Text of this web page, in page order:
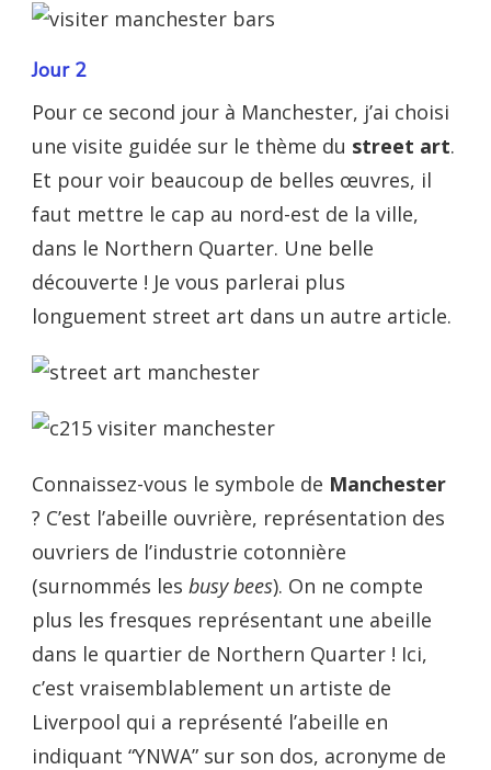
Jour 2
Pour ce second jour à Manchester, j’ai choisi
une visite guidée sur le thème du street art.
Et pour voir beaucoup de belles œuvres, il
faut mettre le cap au nord-est de la ville,
dans le Northern Quarter. Une belle
découverte ! Je vous parlerai plus
longuement street art dans un autre article.
Connaissez-vous le symbole de Manchester
? C’est l’abeille ouvrière, représentation des
ouvriers de l’industrie cotonnière
(surnommés les busy bees). On ne compte
plus les fresques représentant une abeille
dans le quartier de Northern Quarter ! Ici,
c’est vraisemblablement un artiste de
Liverpool qui a représenté l’abeille en
indiquant “YNWA” sur son dos, acronyme de